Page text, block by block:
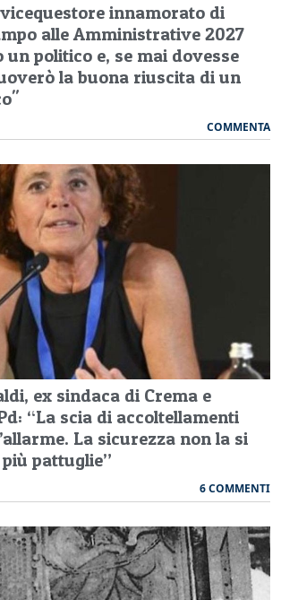
vicequestore innamorato di
alle Amministrative 2027
un politico e, se mai dovesse
la buona riuscita di un
COMMENTA
ex sindaca di Crema e
“La scia di accoltellamenti
La sicurezza non la si
pattuglie”
6 COMMENTI